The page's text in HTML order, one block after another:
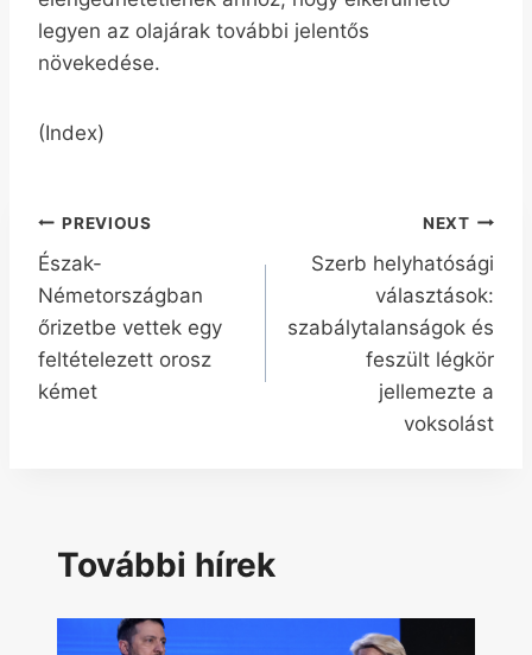
legyen az olajárak további jelentős
növekedése.
(Index)
Bejegyzés
navigáció
PREVIOUS
Észak-
Németországban
őrizetbe vettek egy
feltételezett orosz
kémet
NEXT
Szerb helyhatósági
választások:
szabálytalanságok és
feszült légkör
jellemezte a
voksolást
További hírek